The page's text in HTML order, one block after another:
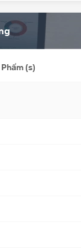
(s)